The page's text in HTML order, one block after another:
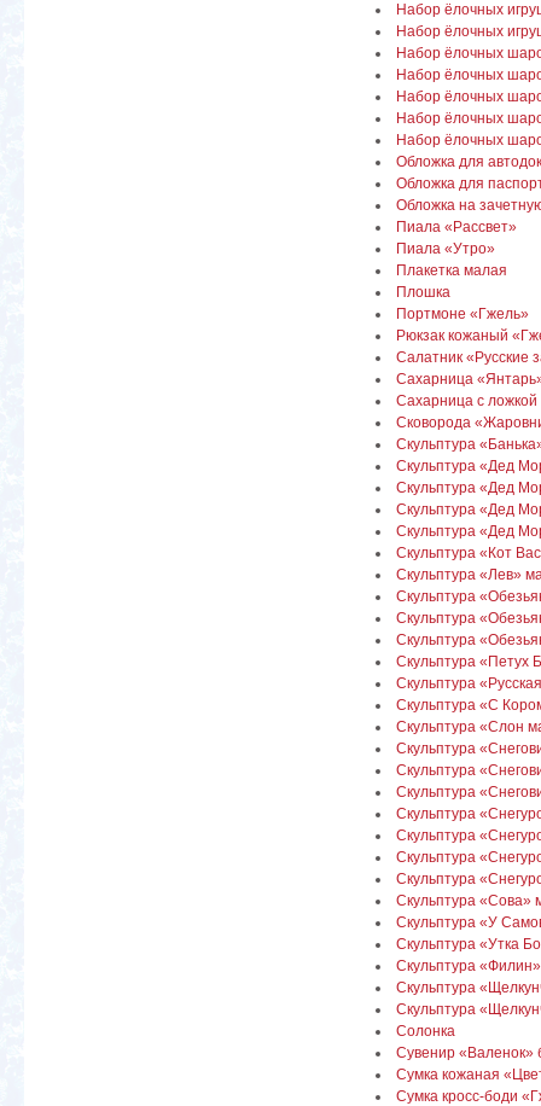
Набор ёлочных
Набор ёлочных
Набор ёлочных
Набор ёлочных
Набор ёлочных
Набор ёлочных
Набор ёлочных
Обложка для
Обложка для
Обложка на
Пиала «Рассвет»
Пиала «Утро»
Плакетка малая
Плошка
Портмоне «Гжель»
Рюкзак кожаный
Салатник «Русские
Сахарница
Сахарница с ложкой
Сковорода
Скульптура
Скульптура «Дед
Скульптура «Дед
Скульптура «Дед
Скульптура «Дед
Скульптура «Кот
Скульптура «Лев»
Скульптура
Скульптура
Скульптура
Скульптура «Петух
Скульптура
Скульптура «С
Скульптура «Слон
Скульптура
Скульптура
Скульптура
Скульптура
Скульптура
Скульптура
Скульптура
Скульптура «Сова»
Скульптура «У
Скульптура «Утка
Скульптура «Филин»
Скульптура
Скульптура
Солонка
Сувенир «Валенок»
Сумка кожаная
Сумка кросс-боди